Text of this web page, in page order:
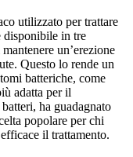
utilizzato per trattare
disponibile in tre
un’erezione
Questo lo rende un
batteriche, come
adatta per il
ha guadagnato
popolare per chi
il trattamento.